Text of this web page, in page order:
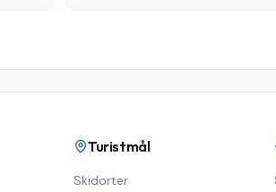
Turistmål
Skidorter